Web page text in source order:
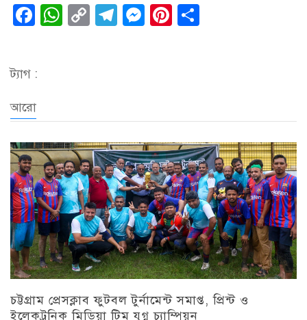
Facebook
WhatsApp
CopyTelegram
Messenger
Pinterest
ট্যাগ :
আরো
চট্টগ্রাম প্রেসক্লাব ফুটবল টুর্নামেন্ট সমাপ্ত, প্রিন্ট ও
ইলেকট্রনিক মিডিয়া টিম যুগ্ন চ্যাম্পিয়ন